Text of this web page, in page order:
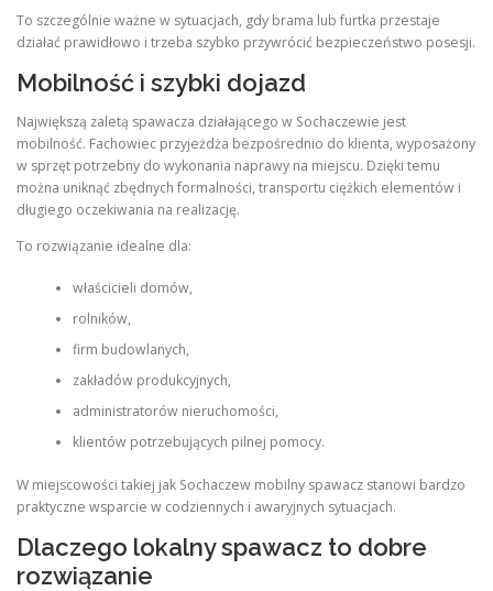
To szczególnie ważne w sytuacjach, gdy brama lub furtka przestaje
działać prawidłowo i trzeba szybko przywrócić bezpieczeństwo posesji.
Mobilność i szybki dojazd
Największą zaletą spawacza działającego w Sochaczewie jest
mobilność. Fachowiec przyjeżdża bezpośrednio do klienta, wyposażony
w sprzęt potrzebny do wykonania naprawy na miejscu. Dzięki temu
można uniknąć zbędnych formalności, transportu ciężkich elementów i
długiego oczekiwania na realizację.
To rozwiązanie idealne dla:
właścicieli domów,
rolników,
firm budowlanych,
zakładów produkcyjnych,
administratorów nieruchomości,
klientów potrzebujących pilnej pomocy.
W miejscowości takiej jak Sochaczew mobilny spawacz stanowi bardzo
praktyczne wsparcie w codziennych i awaryjnych sytuacjach.
Dlaczego lokalny spawacz to dobre
rozwiązanie